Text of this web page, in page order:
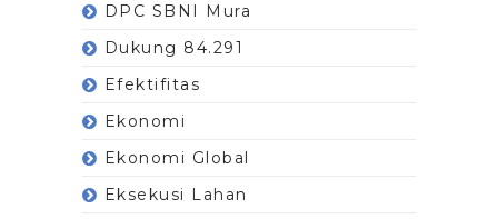
DPC SBNI Mura
Dukung 84.291
Efektifitas
Ekonomi
Ekonomi Global
Eksekusi Lahan